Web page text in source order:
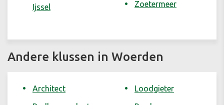
Ijssel
Zoetermeer
Andere klussen in Woerden
Architect
Loodgieter